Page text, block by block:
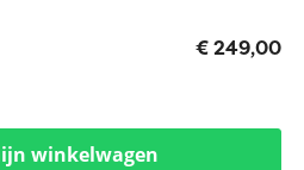
€ 249,00
winkelwagen